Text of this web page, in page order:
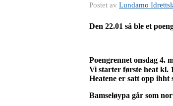
Postet av Lundamo
Den 22.01 så ble et
Poengrennet onsdag 4.
Vi starter første heat kl.
Heatene er satt opp
Bamseløypa går som